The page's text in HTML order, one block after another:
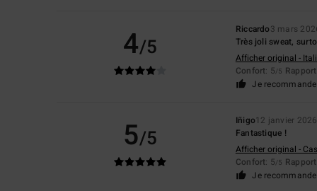
4/5
Riccardo3 mars
Très joli sweat,
Afficher original -
Confort: 5/5
Je
5/5
Iñigo12 janvier 2026
Fantastique !
Afficher original -
Confort: 5/5
Je